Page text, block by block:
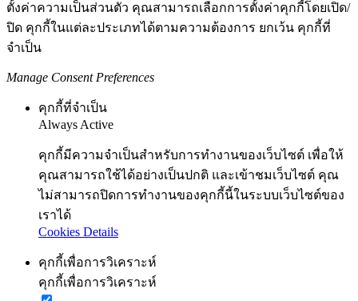
ตั้งค่าความเป็นส่วนตัว คุณสามารถเลือกการตั้งค่าคุกกี้โดยเปิด/
ปิด คุกกี้ในแต่ละประเภทได้ตามความต้องการ ยกเว้น คุกกี้ที่
จำเป็น
Manage Consent Preferences
คุกกี้ที่จำเป็น
Always Active
คุกกี้มีความจำเป็นสำหรับการทำงานของเว็บไซต์ เพื่อให้
คุณสามารถใช้ได้อย่างเป็นปกติ และเข้าชมเว็บไซต์ คุณ
ไม่สามารถปิดการทำงานของคุกกี้นี้ในระบบเว็บไซต์ของ
เราได้
Cookies Details
คุกกี้เพื่อการวิเคราะห์
คุกกี้เพื่อการวิเคราะห์